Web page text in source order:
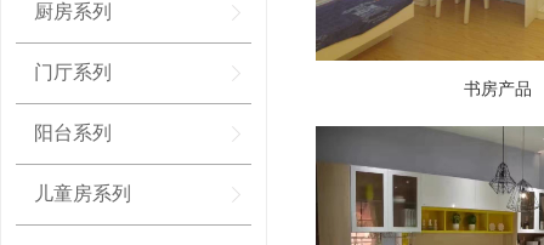
厨房系列
门厅系列
阳台系列
儿童房系列
书房产品